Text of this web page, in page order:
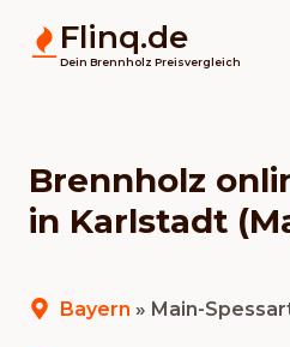
Flinq.de
Dein Brennholz Preisvergleich
Brennholz
in Karlstadt
Bayern » Main-